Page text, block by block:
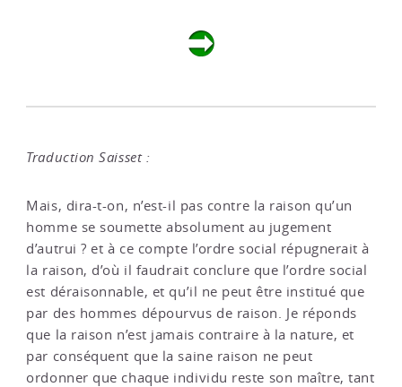
Traduction Saisset :
Mais, dira-t-on, n’est-il pas contre la raison qu’un
homme se soumette absolument au jugement
d’autrui ? et à ce compte l’ordre social répugnerait à
la raison, d’où il faudrait conclure que l’ordre social
est déraisonnable, et qu’il ne peut être institué que
par des hommes dépourvus de raison. Je réponds
que la raison n’est jamais contraire à la nature, et
par conséquent que la saine raison ne peut
ordonner que chaque individu reste son maître, tant